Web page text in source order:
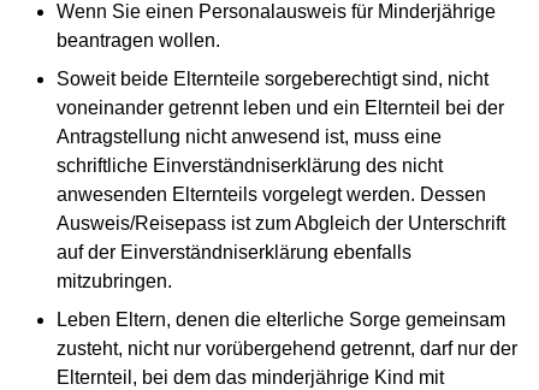
Wenn Sie einen Personalausweis für Minderjährige
beantragen wollen.
Soweit beide Elternteile sorgeberechtigt sind, nicht
voneinander getrennt leben und ein Elternteil bei der
Antragstellung nicht anwesend ist, muss eine
schriftliche Einverständniserklärung des nicht
anwesenden Elternteils vorgelegt werden. Dessen
Ausweis/Reisepass ist zum Abgleich der Unterschrift
auf der Einverständniserklärung ebenfalls
mitzubringen.
Leben Eltern, denen die elterliche Sorge gemeinsam
zusteht, nicht nur vorübergehend getrennt, darf nur der
Elternteil, bei dem das minderjährige Kind mit